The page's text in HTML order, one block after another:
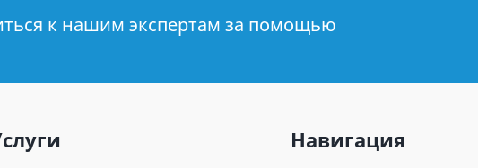
к нашим экспертам за помощью
Навигация